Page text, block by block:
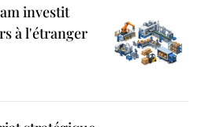
investit
à l'étranger